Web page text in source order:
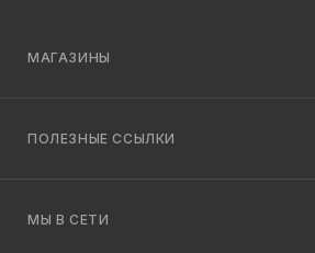
МАГАЗИНЫ
ПОЛЕЗНЫЕ ССЫЛКИ
МЫ В СЕТИ